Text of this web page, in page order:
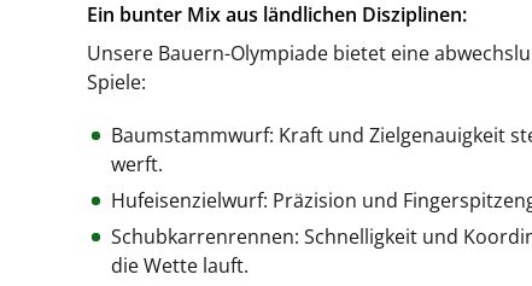
Ein bunter Mix aus ländlichen Disziplinen:
Unsere Bauern-Olympiade bietet eine
Spiele:
Baumstammwurf: Kraft und Zielgenauigkeit
werft.
Hufeisenzielwurf: Präzision und
Schubkarrenrennen: Schnelligkeit und
die Wette lauft.